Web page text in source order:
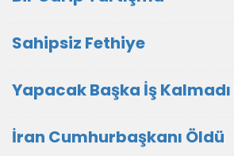
Sahipsiz Fethiye
Yapacak Başka İş Kalmadı
İran Cumhurbaşkanı Öldü